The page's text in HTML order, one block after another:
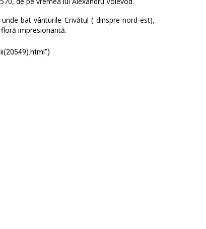
bat vânturile Crivătul ( dinspre nord-est),
impresionantă.